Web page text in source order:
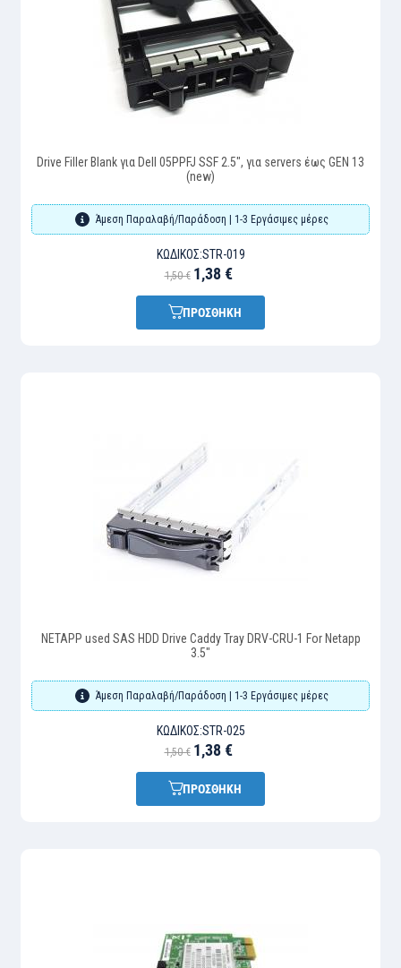
Drive Filler Blank για Dell 05PPFJ SSF 2.5", για servers έως GEN 13
(new)
Άμεση Παραλαβή/Παράδοση | 1-3 Εργάσιμες μέρες
ΚΩΔΙΚΌΣ:STR-019
1,50 € 1,38 €
ΠΡΟΣΘΗΚΗ
NETAPP used SAS HDD Drive Caddy Tray DRV-CRU-1 For Netapp
3.5"
Άμεση Παραλαβή/Παράδοση | 1-3 Εργάσιμες μέρες
ΚΩΔΙΚΌΣ:STR-025
1,50 € 1,38 €
ΠΡΟΣΘΗΚΗ